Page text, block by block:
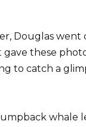
Douglas went
these
to catch a
whale